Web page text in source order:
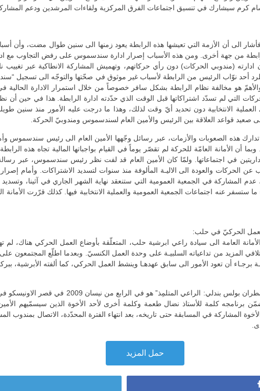
كرم سيشارك في تنسيق اجتماعات الفرق المركزية ولقاءات المرشدين ودعم
أن الأزمة التي تعيشها هذه الرابطة يعود زمنها الى سنين طوال مضت، وأن أسباباً
من جهة أخرى. ومن هذه الأسباب إصرار ادارة سندسموس على رفض التجاوب مع
(مندوبي الحركات) دون رأي حركاتهم، وتهميش المشاركة الانطاكية عبر تغييب
كطرد أحد نوّاب الرئيس من الرابطة لأسباب غير موثوق في صحّتها والتوجّه الى تسجيل
هو مخالفة نظام الرابطة بشكل سافر خصوصاً من خلال استمرار الادارة الحالية في
لم تسدّد اشتراكاتها قبل الوقت الذي حدّدته ادارة الرابطة. هذا في حين أن
الانتخابية دون تحديد أيّ وقت لذلك، وهذا ما درجت عليه الأمور منذ سنين
قواعد العلاقة بين الرئيس والأمين العام لسندسموس ومندوبيّ الحركة.
هذه الصعوبات والأزمات، عبر رسائل وجّهها الأمين العام الى رئيس سندسموس
أن الأمانة العامّة للحركة لم تقصّر يوماً في القيام بواجباتها المالية تجاه هذه
في اجتماعاتها. ولمّا كان الأمين العام قد لفت نظر رئيس سندسموس، عبر
والعودة الى الاليـة المألوفة منذ سنوات لتسديد الاشتراكات. وأمام إصرار
عدم المشاركة في الجمعية العمومية التي ستنعقد نهاية الشهر الجاري في آثينا، وتسديد
ستسفر عنه اجتماعات الجمعية العمومية والعملية الانتخابية فيها. كذلك قرّرت
الحركيّ في حلب:
العامة الى سيادة راعي ابرشية حلب، المتعلّقة بأوضاع العمل الحركي هناك،
المزيد من تداعياته السلبيـة على وحدة العمل الكنسيّ. وبعدما اطلّع المجتمعون على
برجـاء أن تعود الأمور الى سابق عهدهـا وينشط العمل الحركي، كما ألفته الأبرشية،
أخذ الأخوة علماً بأن الموعد النهائي لانعقاد المنتدى
كلمة للأستاذ نضال طعمة وكلمة أخرى لأحد الأخوة الذين سيسمّيهم الأمين
المشاركة في المسابقة حتى تاريخه، بعد انتهاء الفترة المحدّدة، الاتصال بمندوب
حمل المزيد